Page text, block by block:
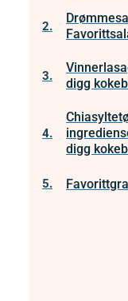
2.
3.
digg
4.
digg
5.